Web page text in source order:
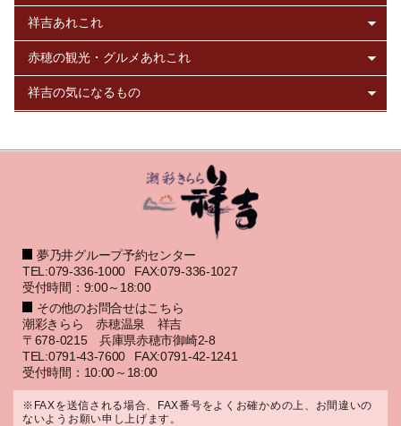
夢乃井グループ予約センター
TEL:079-336-1000
FAX:079-336-1027
受付時間：9:00～18:00
その他のお問合せはこちら
潮彩きらら 赤穂温泉 祥吉
〒678-0215 兵庫県赤穂市御崎2-8
TEL:0791-43-7600
FAX:0791-42-1241
受付時間：10:00～18:00
※FAXを送信される場合、FAX番号をよくお確かめの上、お間違いの
ないようお願い申し上げます。